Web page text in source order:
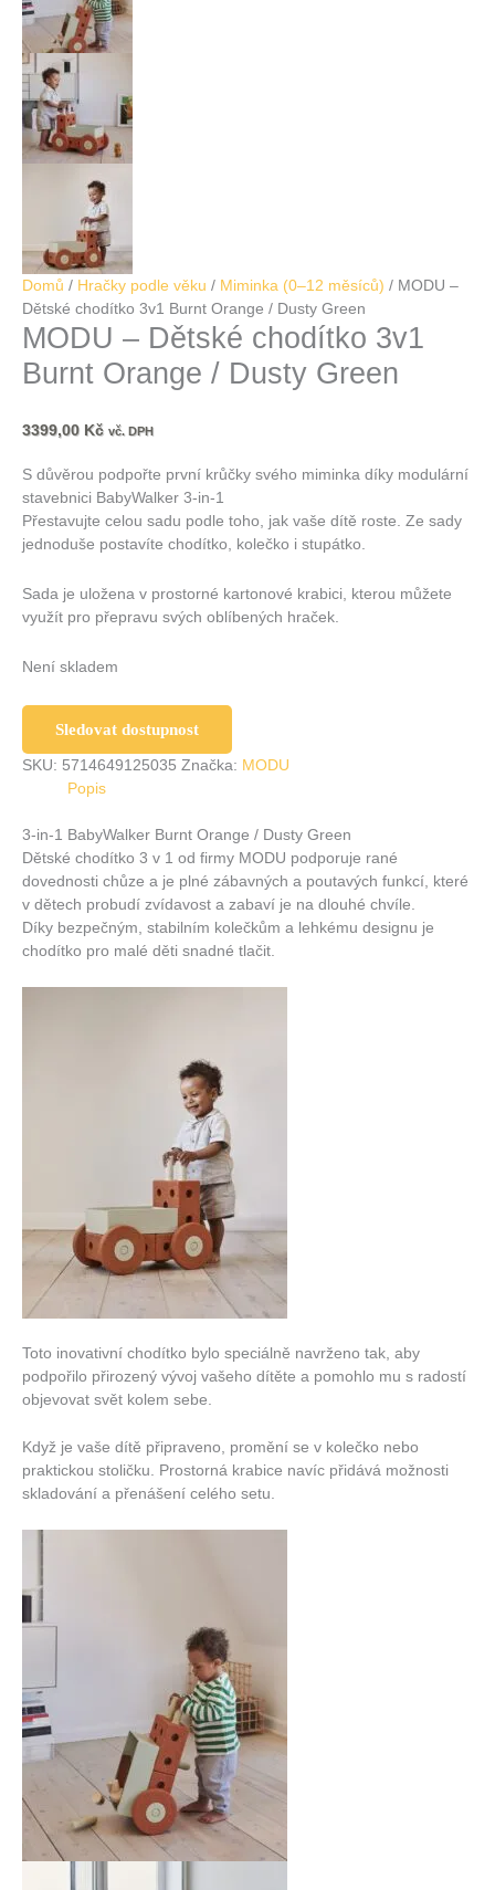
Domů / Hračky podle věku / Miminka (0–12 měsíců) / MODU –
Dětské chodítko 3v1 Burnt Orange / Dusty Green
MODU – Dětské chodítko 3v1
Burnt Orange / Dusty Green
3399,00 Kč vč. DPH
S důvěrou podpořte první krůčky svého miminka díky modulární
stavebnici BabyWalker 3-in-1
Přestavujte celou sadu podle toho, jak vaše dítě roste. Ze sady
jednoduše postavíte chodítko, kolečko i stupátko.
Sada je uložena v prostorné kartonové krabici, kterou můžete
využít pro přepravu svých oblíbených hraček.
Není skladem
Sledovat dostupnost
SKU: 5714649125035 Značka: MODU
Popis
3-in-1 BabyWalker Burnt Orange / Dusty Green
Dětské chodítko 3 v 1 od firmy MODU podporuje rané
dovednosti chůze a je plné zábavných a poutavých funkcí, které
v dětech probudí zvídavost a zabaví je na dlouhé chvíle.
Díky bezpečným, stabilním kolečkům a lehkému designu je
chodítko pro malé děti snadné tlačit.
Toto inovativní chodítko bylo speciálně navrženo tak, aby
podpořilo přirozený vývoj vašeho dítěte a pomohlo mu s radostí
objevovat svět kolem sebe.
Když je vaše dítě připraveno, promění se v kolečko nebo
praktickou stoličku. Prostorná krabice navíc přidává možnosti
skladování a přenášení celého setu.